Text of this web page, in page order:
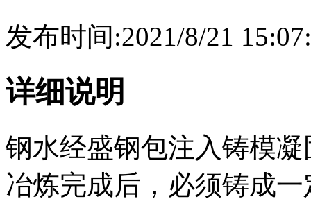
发布时间:2021/8/21
详细说明
钢水经盛钢包注入铸模
冶炼完成后，必须铸成